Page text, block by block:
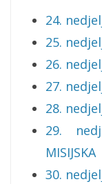
24.
25.
26.
27.
28.
29.
MISIJSKA
30.